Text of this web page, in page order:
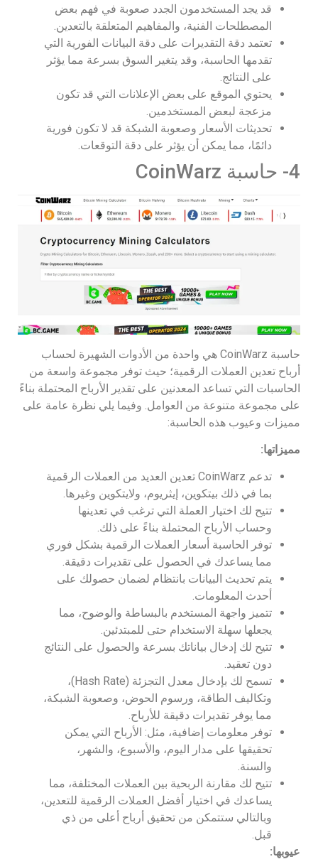
قد يجد المستخدمون الجدد صعوبة في فهم بعض
المصطلحات الفنية، والمفاهيم المتعلقة بالتعدين.
تعتمد دقة التقديرات على دقة البيانات الفورية التي
تقدمها الحاسبة، وقد يتغير السوق بسرعة مما يؤثر
على النتائج.
يحتوي الموقع على بعض الإعلانات التي قد تكون
مزعجة لبعض المستخدمين.
تحديثات الأسعار وصعوبة الشبكة قد لا تكون فورية
دائمًا، مما يمكن أن يؤثر على دقة التوقعات.
4- حاسبة CoinWarz
حاسبة CoinWarz هي واحدة من الأدوات الشهيرة لحساب
أرباح تعدين العملات الرقمية؛ حيث توفر مجموعة واسعة من
الحاسبات التي تساعد المعدنين على تقدير الأرباح المحتملة بناءً
على مجموعة متنوعة من العوامل. وفيما يلي نظرة عامة على
مميزات وعيوب هذه الحاسبة:
مميزاتها:
تدعم CoinWarz تعدين العديد من العملات الرقمية
بما في ذلك بيتكوين، إيثريوم، ولايتكوين وغيرها.
تتيح لك اختيار العملة التي ترغب في تعدينها
وحساب الأرباح المحتملة بناءً على ذلك.
توفر الحاسبة أسعار العملات الرقمية بشكل فوري
مما يساعدك في الحصول على تقديرات دقيقة.
يتم تحديث البيانات بانتظام لضمان حصولك على
أحدث المعلومات.
تتميز واجهة المستخدم بالبساطة والوضوح، مما
يجعلها سهلة الاستخدام حتى للمبتدئين.
تتيح لك إدخال بياناتك بسرعة والحصول على النتائج
دون تعقيد.
تسمح لك بإدخال معدل التجزئة (Hash Rate)،
وتكاليف الطاقة، ورسوم الحوض، وصعوبة الشبكة،
مما يوفر تقديرات دقيقة للأرباح.
توفر معلومات إضافية، مثل: الأرباح التي يمكن
تحقيقها على مدار اليوم، والأسبوع، والشهر،
والسنة.
تتيح لك مقارنة الربحية بين العملات المختلفة، مما
يساعدك في اختيار أفضل العملات الرقمية للتعدين،
وبالتالي ستتمكن من تحقيق أرباح أعلى من ذي
قبل.
عيوبها: